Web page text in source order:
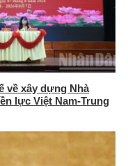
về xây dựng Nhà
lực Việt Nam-Trung